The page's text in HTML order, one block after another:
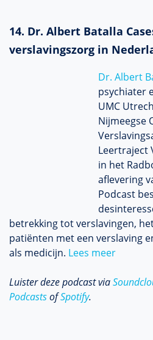
14. Dr. Albert Batalla
verslavingszorg in
Dr. Albert
psychiater
UMC
Nijmeegse
Leertraject
in het
aflevering
Podcast
betrekking tot verslavingen,
patiënten met een verslaving
als medicijn. Lees meer
Luister deze podcast via
PodcastsofSpotify.